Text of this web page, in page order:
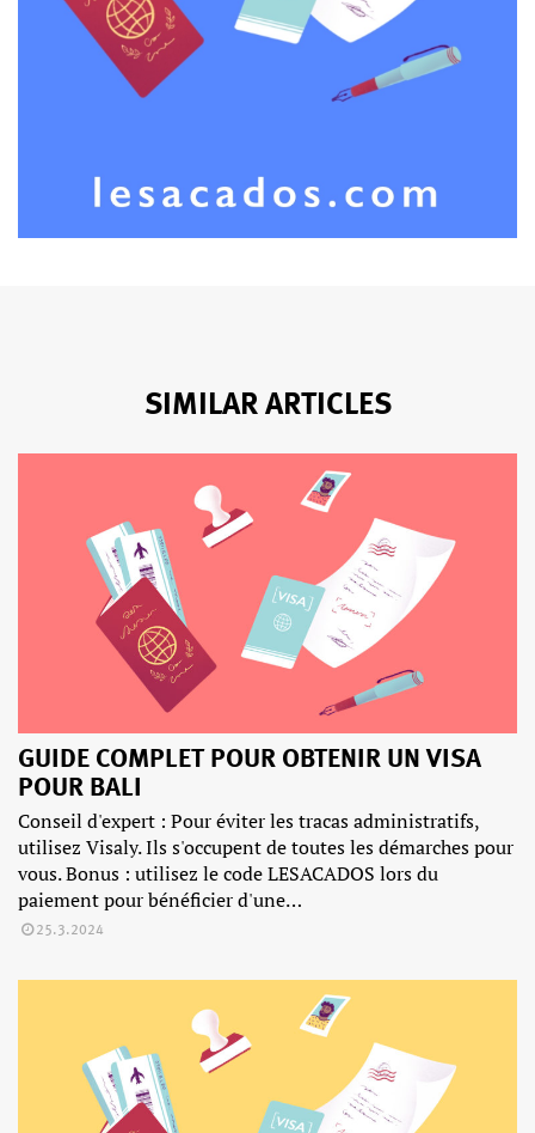
SIMILAR ARTICLES
GUIDE COMPLET POUR OBTENIR UN VISA
POUR BALI
Conseil d'expert : Pour éviter les tracas administratifs,
utilisez Visaly. Ils s'occupent de toutes les démarches pour
vous. Bonus : utilisez le code LESACADOS lors du
paiement pour bénéficier d'une…
25.3.2024